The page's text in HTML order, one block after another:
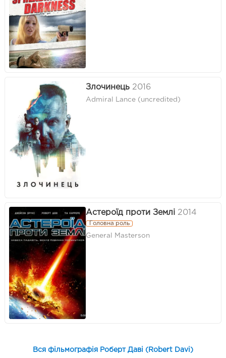
Злочинець 2016
Admiral Lance (uncredited)
Астероїд проти Землі 2014
Головна роль
General Masterson
Вся фільмографія Роберт Даві (Robert Davi)